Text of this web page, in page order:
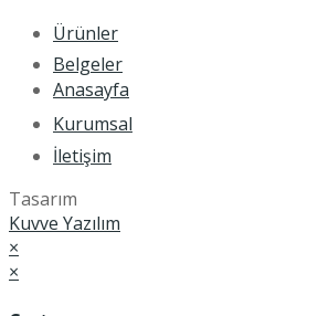
Ürünler
Belgeler
Anasayfa
Kurumsal
İletişim
Tasarım
Kuvve Yazılım
×
×